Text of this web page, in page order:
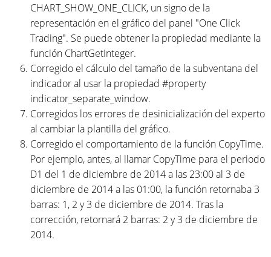
CHART_SHOW_ONE_CLICK, un signo de la
representación en el gráfico del panel "One Click
Trading". Se puede obtener la propiedad mediante la
función ChartGetInteger.
Corregido el cálculo del tamaño de la subventana del
indicador al usar la propiedad #property
indicator_separate_window.
Corregidos los errores de desinicialización del experto
al cambiar la plantilla del gráfico.
Corregido el comportamiento de la función CopyTime.
Por ejemplo, antes, al llamar CopyTime para el periodo
D1 del 1 de diciembre de 2014 a las 23:00 al 3 de
diciembre de 2014 a las 01:00, la función retornaba 3
barras: 1, 2 y 3 de diciembre de 2014. Tras la
corrección, retornará 2 barras: 2 y 3 de diciembre de
2014.